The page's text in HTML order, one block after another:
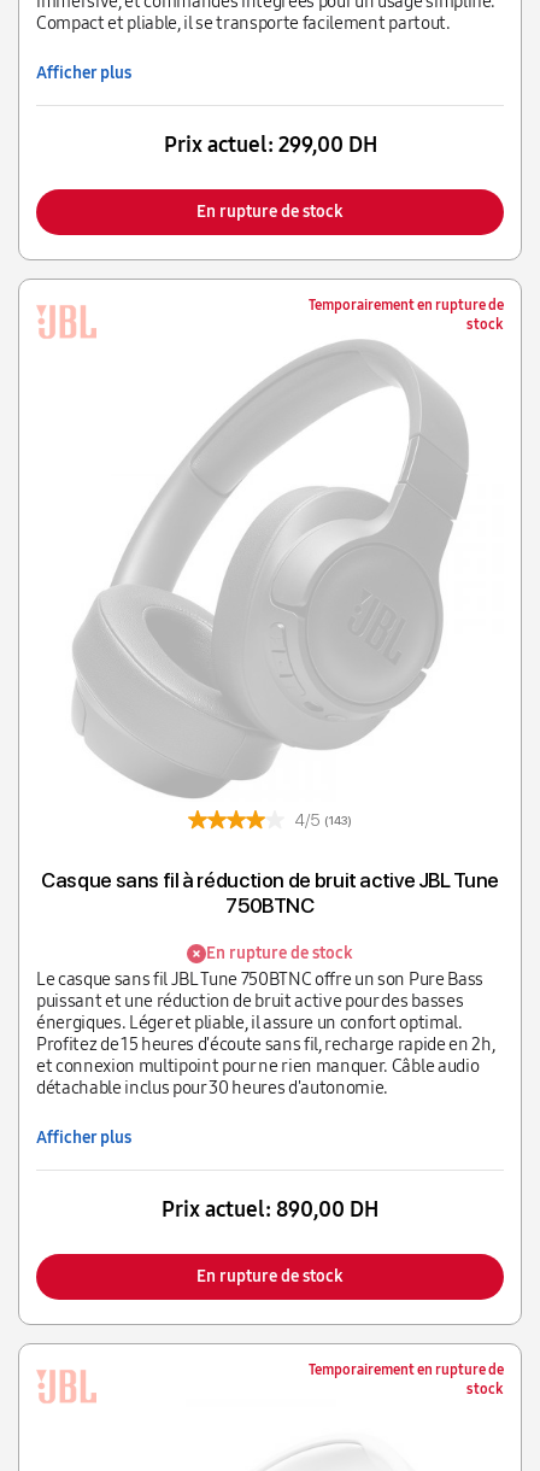
Compact et pliable, il se transporte facilement partout.
Afficher plus
Prix actuel: 299,00 DH
En rupture de stock
Temporairement en rupture de
stock
4/5 (143)
Casque sans fil à réduction de bruit active JBL Tune
750BTNC
En rupture de stock
Le casque sans fil JBL Tune 750BTNC offre un son Pure Bass
puissant et une réduction de bruit active pour des basses
énergiques. Léger et pliable, il assure un confort optimal.
Profitez de 15 heures d'écoute sans fil, recharge rapide en 2h,
et connexion multipoint pour ne rien manquer. Câble audio
détachable inclus pour 30 heures d'autonomie.
Afficher plus
Prix actuel: 890,00 DH
En rupture de stock
Temporairement en rupture de
stock